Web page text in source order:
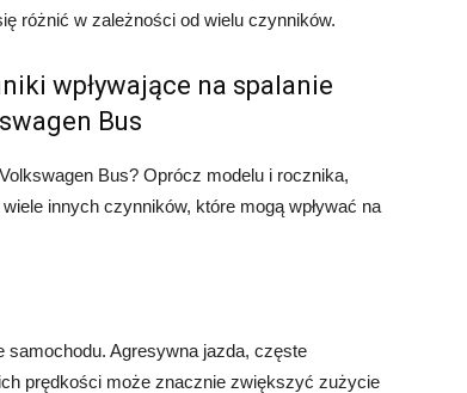
różnić w zależności od wielu czynników.
wpływające na spalanie
Bus
Bus? Oprócz modelu i rocznika,
wiele innych czynników, które mogą wpływać na
samochodu. Agresywna jazda, częste
prędkości może znacznie zwiększyć zużycie